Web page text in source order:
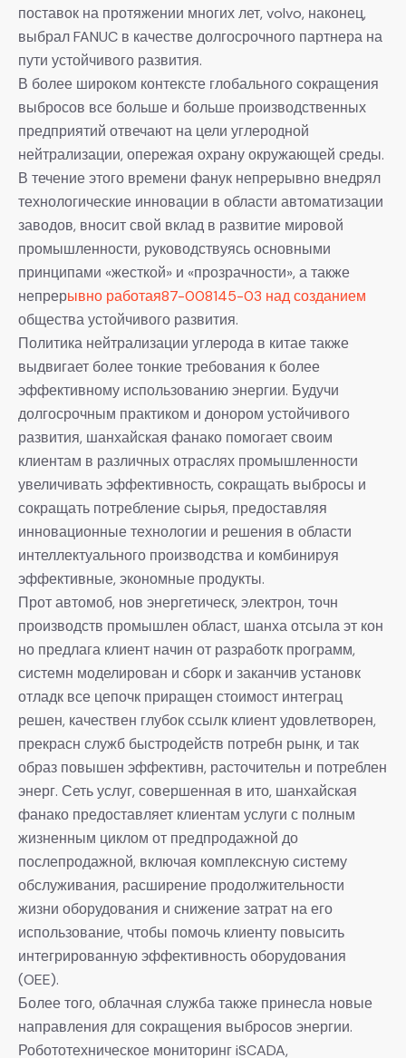
поставок на протяжении многих лет, volvo, наконец,
выбрал FANUC в качестве долгосрочного партнера на
пути устойчивого развития.
В более широком контексте глобального сокращения
выбросов все больше и больше производственных
предприятий отвечают на цели углеродной
нейтрализации, опережая охрану окружающей среды.
В течение этого времени фанук непрерывно внедрял
технологические инновации в области автоматизации
заводов, вносит свой вклад в развитие мировой
промышленности, руководствуясь основными
принципами «жесткой» и «прозрачности», а также
непрерывно работая87-008145-03 над созданием
общества устойчивого развития.
Политика нейтрализации углерода в китае также
выдвигает более тонкие требования к более
эффективному использованию энергии. Будучи
долгосрочным практиком и донором устойчивого
развития, шанхайская фанако помогает своим
клиентам в различных отраслях промышленности
увеличивать эффективность, сокращать выбросы и
сокращать потребление сырья, предоставляя
инновационные технологии и решения в области
интеллектуального производства и комбинируя
эффективные, экономные продукты.
Прот автомоб, нов энергетическ, электрон, точн
производств промышлен област, шанха отсыла эт кон
но предлага клиент начин от разработк программ,
системн моделирован и сборк и заканчив установк
отладк все цепочк приращен стоимост интеграц
решен, качествен глубок ссылк клиент удовлетворен,
прекрасн служб быстродейств потребн рынк, и так
образ повышен эффективн, расточительн и потреблен
энерг. Сеть услуг, совершенная в ито, шанхайская
фанако предоставляет клиентам услуги с полным
жизненным циклом от предпродажной до
послепродажной, включая комплексную систему
обслуживания, расширение продолжительности
жизни оборудования и снижение затрат на его
использование, чтобы помочь клиенту повысить
интегрированную эффективность оборудования
(OEE).
Более того, облачная служба также принесла новые
направления для сокращения выбросов энергии.
Робототехническое мониторинг iSCADA,